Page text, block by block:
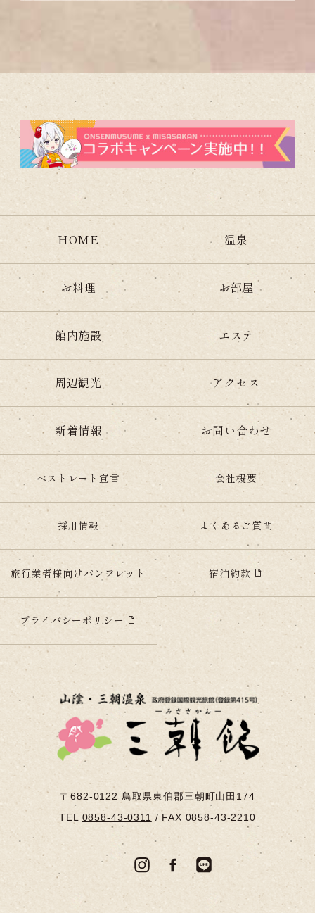
HOME 温泉
お料理 お部屋
館内施設 エステ
周辺観光 アクセス
新着情報 お問い合わせ
ベストレート宣言 会社概要
採用情報 よくあるご質問
旅行業者様向けパンフレット 宿泊約款
プライバシーポリシー
〒682-0122 鳥取県東伯郡三朝町山田174
TEL 0858-43-0311 /FAX 0858-43-2210